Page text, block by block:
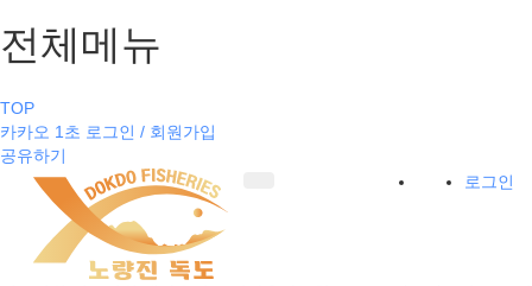
전체메뉴
TOP
카카오 1초 로그인 / 회원가입
공유하기
로그인